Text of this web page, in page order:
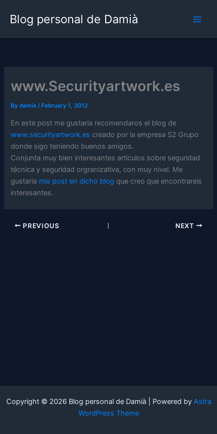
Blog personal de Damià
www.Securityartwork.es
Bydamia/ February 1, 2012
En este post me gustaria recomendaros el blog de
www.securityartwork.es creado por la empresa S2 Grupo
donde sigo teniendo buenos amigos.
Conjunta muy bien interesantes articulos sobre seguridad
técnica y seguridad orgranizativa, con muy nivel. Me
gustaria mis post en dicho blog que creo que encontrareis
interesantes.
PREVIOUS NEXT
Copyright © 2026 Blog personal de Damià | Powered by Astra
WordPress Theme